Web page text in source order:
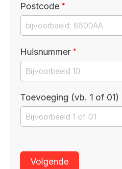
Postcode *
Huisnummer *
Toevoeging (vb. 1 of 01)
Volgende